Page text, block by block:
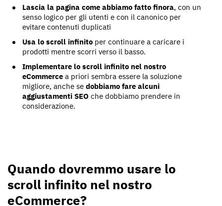
Lascia la pagina come abbiamo fatto finora, con un
senso logico per gli utenti e con il canonico per
evitare contenuti duplicati
Usa lo scroll infinito per continuare a caricare i
prodotti mentre scorri verso il basso.
Implementare lo scroll infinito nel nostro
eCommerce a priori sembra essere la soluzione
migliore, anche se dobbiamo fare alcuni
aggiustamenti SEO che dobbiamo prendere in
considerazione.
Quando dovremmo usare lo
scroll infinito nel nostro
eCommerce?